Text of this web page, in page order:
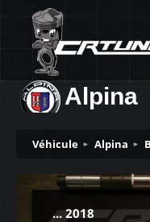
Alpina
Véhicule Alpina
... 2018